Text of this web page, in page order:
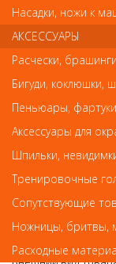
Имя
Код
Обратите
Насадки, ножи к
АКСЕССУАРЫ
Расчески,
Бигуди, коклюшки,
Пеньюары,
Аксессуары для
Шпильки,
Тренировочные
Сопутствующие
Ножницы, бритвы,
Расходные